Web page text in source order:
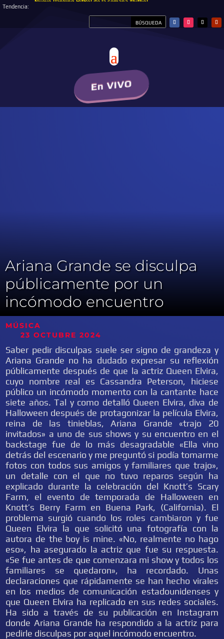
Tendencia:
Nuevo Ranking HitBol de la semana #hitbol
En VIVO
Ariana Grande se disculpa
públicamente por un
incómodo encuentro
MÚSICA
23 OCTUBRE 2024
Saber pedir disculpas suele ser signo de grandeza y
Ariana Grande no ha dudado expresar su reflexión
públicamente después de que la actriz Queen Elvira,
cuyo nombre real es Cassandra Peterson, hiciese
público un incómodo momento con la cantante hace
siete años. Tal y como detalló Queen Elvira, diva de
Halloween después de protagonizar la película Elvira,
reina de las tinieblas, Ariana Grande «trajo 20
invitados» a uno de sus shows y su encuentro en el
backstage fue de lo más desagradable «Ella vino
detrás del escenario y me preguntó si podía tomarme
fotos con todos sus amigos y familiares que trajo»,
un detalle con el que no tuvo reparos según ha
explicado durante la celebración del Knott’s Scary
Farm, el evento de temporada de Halloween en
Knott’s Berry Farm en Buena Park, (California). El
problema surgió cuando los roles cambiaron y fue
Queen Elvira la que solicitó una fotografía con la
autora de the boy is mine. «No, realmente no hago
eso», ha asegurado la actriz que fue su respuesta.
«Se fue antes de que comenzara mi show y todos los
familiares se quedaron», ha recordado. Unas
declaraciones que rápidamente se han hecho virales
en los medios de comunicación estadounidenses y
que Queen Elvira ha replicado en sus redes sociales.
Ha sido a través de su publicación en Instagram
donde Ariana Grande ha respondido a la actriz para
pedirle disculpas por aquel incómodo encuentro.